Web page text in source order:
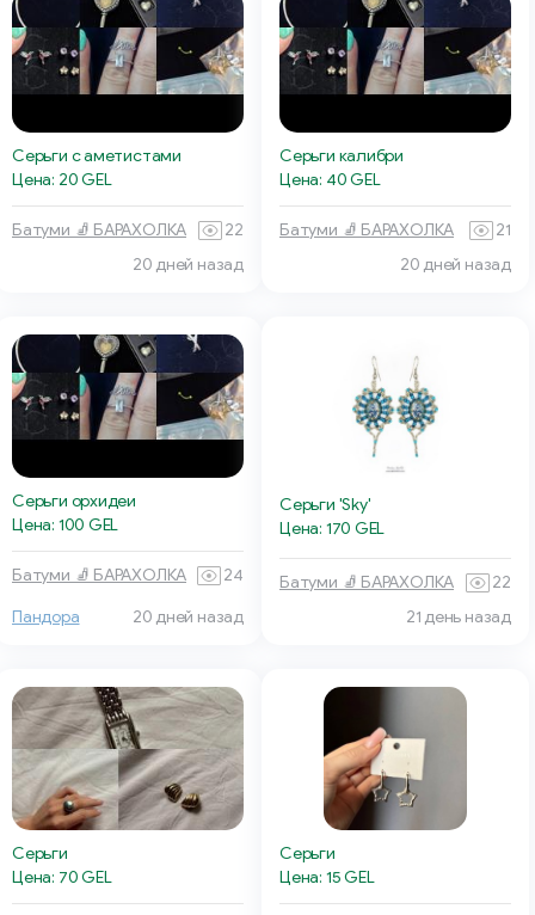
Серьги с аметистами
Цена: 20 GEL
Батуми 🧦 БАРАХОЛКА
22
20 дней назад
Серьги калибри
Цена: 40 GEL
Батуми 🧦 БАРАХОЛКА
21
20 дней назад
Серьги орхидеи
Цена: 100 GEL
Батуми 🧦 БАРАХОЛКА 24
Пандора 20 дней назад
Серьги 'Sky'
Цена: 170 GEL
Батуми 🧦 БАРАХОЛКА
22
21 день назад
Серьги
Цена: 70 GEL
Серьги
Цена: 15 GEL